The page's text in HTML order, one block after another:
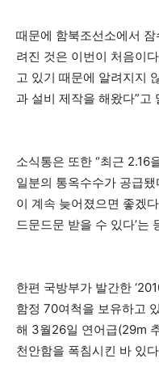
때문에 함북조선소에서
려진 것은 이번이 처음이
고 있기 때문에 알려지지
과 설비 제작을 해왔다”고
소식통은 또한 “최근 2.16
일분의 통옥수수가 공급됐
이 계속 늦어졌으면 좋겠
드문드문 받을 수 있다’는
한편 국방부가 발간한
함정 70여척을 보유하고
해 3월26일 연어급(29m
천안함을 폭침시킨 바 있